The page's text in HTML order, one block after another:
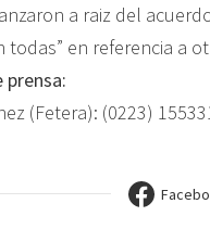
a raiz del
todas” en referencia a
(Fetera): (0223)